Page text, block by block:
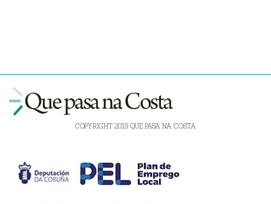
COPYRIGHT 2019 QUE PASA NA COSTA